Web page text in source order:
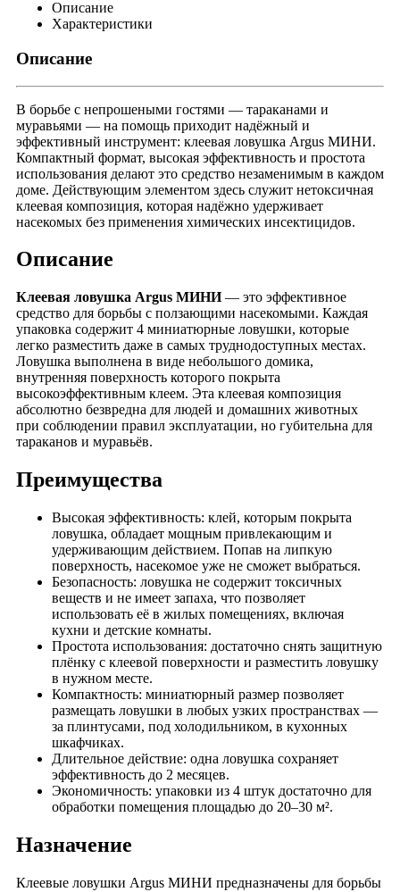
Описание
Характеристики
Описание
В борьбе с непрошеными гостями — тараканами и
муравьями — на помощь приходит надёжный и
эффективный инструмент: клеевая ловушка Argus МИНИ.
Компактный формат, высокая эффективность и простота
использования делают это средство незаменимым в каждом
доме. Действующим элементом здесь служит нетоксичная
клеевая композиция, которая надёжно удерживает
насекомых без применения химических инсектицидов.
Описание
Клеевая ловушка Argus МИНИ— это эффективное
средство для борьбы с ползающими насекомыми. Каждая
упаковка содержит 4 миниатюрные ловушки, которые
легко разместить даже в самых труднодоступных местах.
Ловушка выполнена в виде небольшого домика,
внутренняя поверхность которого покрыта
высокоэффективным клеем. Эта клеевая композиция
абсолютно безвредна для людей и домашних животных
при соблюдении правил эксплуатации, но губительна для
тараканов и муравьёв.
Преимущества
Высокая эффективность: клей, которым покрыта
ловушка, обладает мощным привлекающим и
удерживающим действием. Попав на липкую
поверхность, насекомое уже не сможет выбраться.
Безопасность: ловушка не содержит токсичных
веществ и не имеет запаха, что позволяет
использовать её в жилых помещениях, включая
кухни и детские комнаты.
Простота использования: достаточно снять защитную
плёнку с клеевой поверхности и разместить ловушку
в нужном месте.
Компактность: миниатюрный размер позволяет
размещать ловушки в любых узких пространствах —
за плинтусами, под холодильником, в кухонных
шкафчиках.
Длительное действие: одна ловушка сохраняет
эффективность до 2 месяцев.
Экономичность: упаковки из 4 штук достаточно для
обработки помещения площадью до 20–30 м².
Назначение
Клеевые ловушки Argus МИНИ предназначены для борьбы